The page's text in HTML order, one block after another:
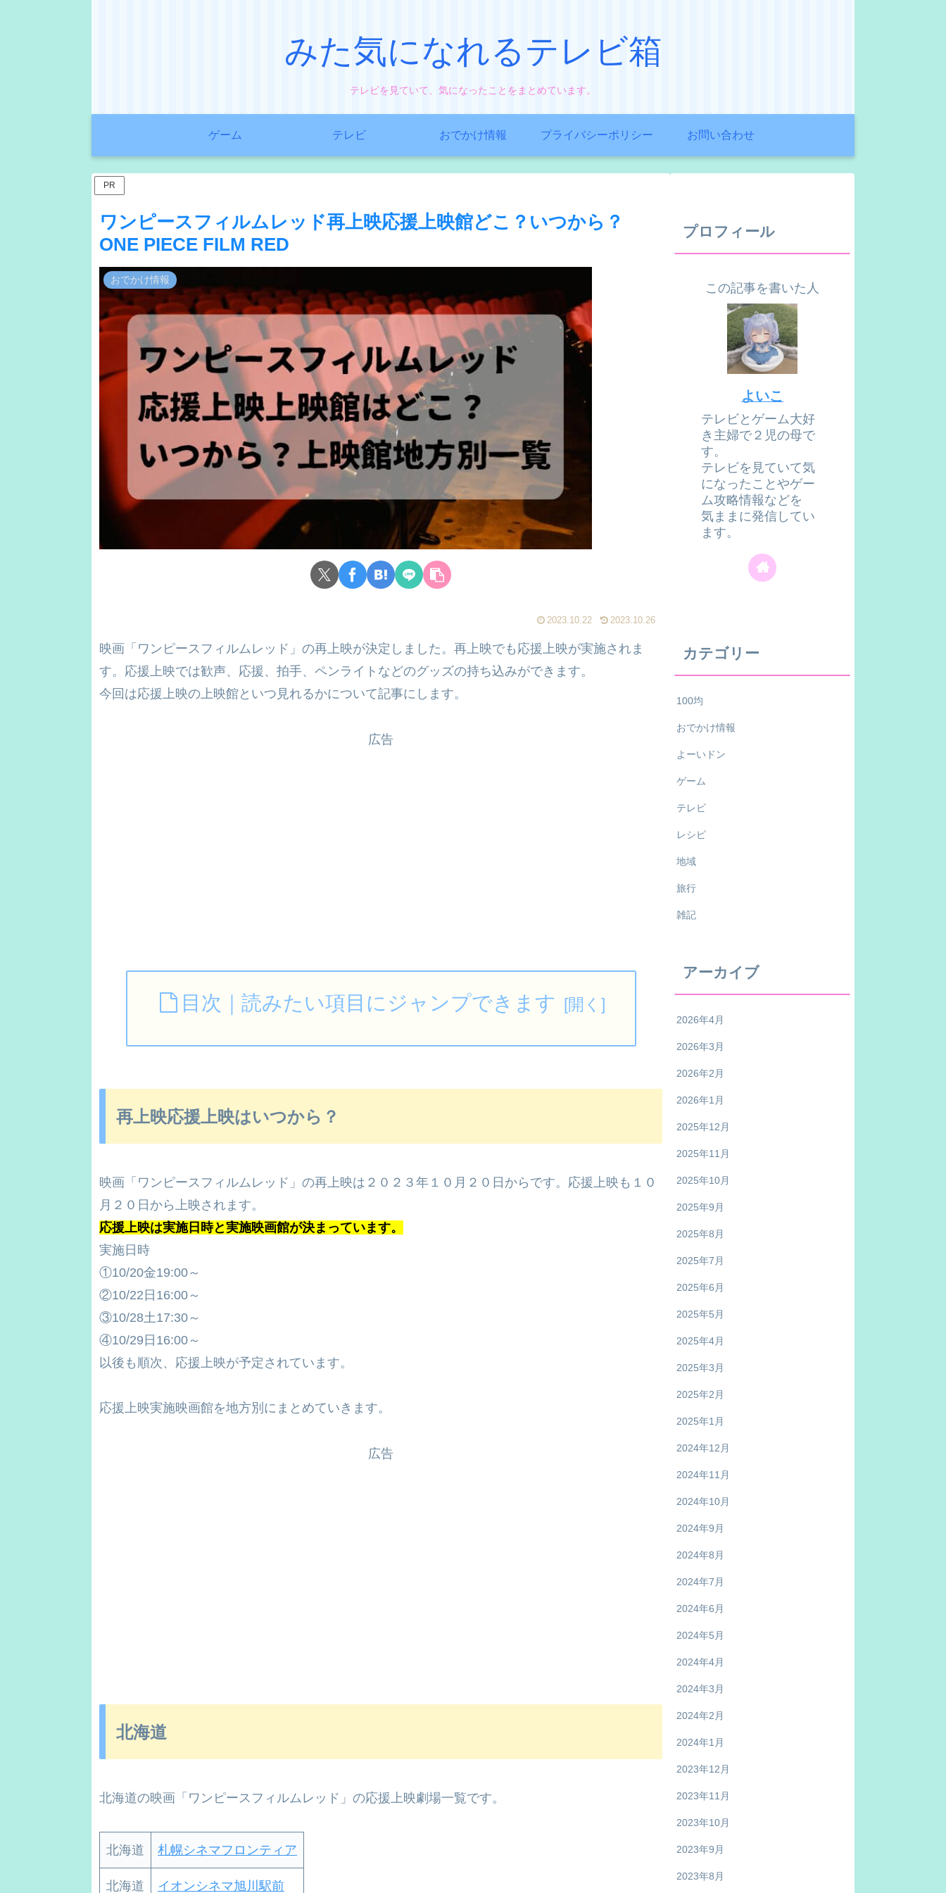
みた気になれるテレビ箱
テレビを見ていて、気になったことをまとめています。
ゲーム テレビ おでかけ情報 プライバシーポリシー お問い合わせ
PR
ワンピースフィルムレッド再上映応援上映館どこ？いつから？
ONE PIECE FILM RED
おでかけ情報
2023.10.22 2023.10.26
映画「ワンピースフィルムレッド」の再上映が決定しました。再上映でも応援上映が実施されま
す。応援上映では歓声、応援、拍手、ペンライトなどのグッズの持ち込みができます。
今回は応援上映の上映館といつ見れるかについて記事にします。
広告
目次｜読みたい項目にジャンプできます
再上映応援上映はいつから？
映画「ワンピースフィルムレッド」の再上映は２０２３年１０月２０日からです。応援上映も１０
月２０日から上映されます。
応援上映は実施日時と実施映画館が決まっています。
実施日時
①10/20金19:00～
②10/22日16:00～
③10/28土17:30～
④10/29日16:00～
以後も順次、応援上映が予定されています。
応援上映実施映画館を地方別にまとめていきます。
広告
北海道
北海道の映画「ワンピースフィルムレッド」の応援上映劇場一覧です。
北海道 札幌シネマフロンティア
北海道 イオンシネマ旭川駅前
プロフィール
この記事を書いた人
よいこ
テレビとゲーム大好
き主婦で２児の母で
す。
テレビを見ていて気
になったことやゲー
ム攻略情報などを
気ままに発信してい
ます。
カテゴリー
100均
おでかけ情報
よーいドン
ゲーム
テレビ
レシピ
地域
旅行
雑記
アーカイブ
2026年4月
2026年3月
2026年2月
2026年1月
2025年12月
2025年11月
2025年10月
2025年9月
2025年8月
2025年7月
2025年6月
2025年5月
2025年4月
2025年3月
2025年2月
2025年1月
2024年12月
2024年11月
2024年10月
2024年9月
2024年8月
2024年7月
2024年6月
2024年5月
2024年4月
2024年3月
2024年2月
2024年1月
2023年12月
2023年11月
2023年10月
2023年9月
2023年8月